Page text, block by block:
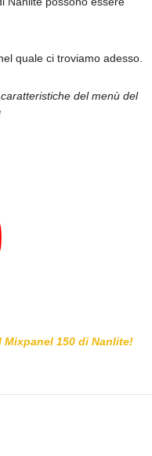
quale ci troviamo adesso.
del menù del
150 di Nanlite!